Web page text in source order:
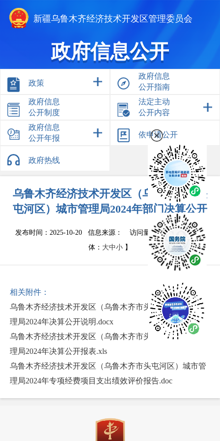
新疆乌鲁木齐经济技术开发区管理委员会
政府信息公开
政策
政府信息
公开指南
政府信息
公开制度
法定主动
公开内容
政府信息
公开年报
依申请公开
政府热线
乌鲁木齐经济技术开发区（乌鲁木齐市头
屯河区）城市管理局2024年部门决算公开
发布时间：2025-10-20 信息来源： 访问量：1937
【字
体： 大中小 】
相关附件：
乌鲁木齐经济技术开发区（乌鲁木齐市头屯河区）城市管
理局2024年决算公开说明.docx
乌鲁木齐经济技术开发区（乌鲁木齐市头屯河区）城市管
理局2024年决算公开报表.xls
乌鲁木齐经济技术开发区（乌鲁木齐市头屯河区）城市管
理局2024年专项经费项目支出绩效评价报告.doc